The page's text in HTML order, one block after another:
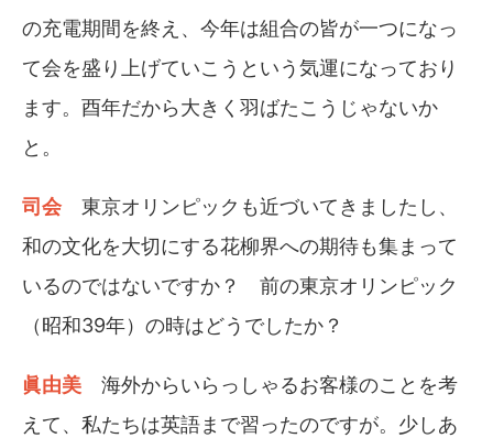
の充電期間を終え、今年は組合の皆が一つになっ
て会を盛り上げていこうという気運になっており
ます。酉年だから大きく羽ばたこうじゃないか
と。
司会
東京オリンピックも近づいてきましたし、
和の文化を大切にする花柳界への期待も集まって
いるのではないですか？ 前の東京オリンピック
（昭和39年）の時はどうでしたか？
眞由美
海外からいらっしゃるお客様のことを考
えて、私たちは英語まで習ったのですが。少しあ